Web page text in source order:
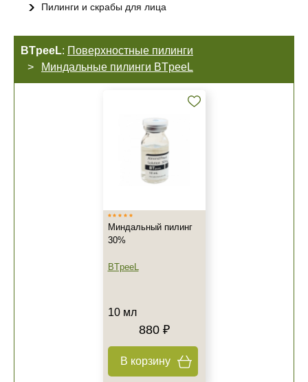
Пилинги и скрабы для лица
BTpeeL: Поверхностные пилинги
Миндальные пилинги BTpeeL
Миндальный пилинг
30%
BTpeeL
10 мл
880 ₽
В корзину
+7 (495) 640-58-89